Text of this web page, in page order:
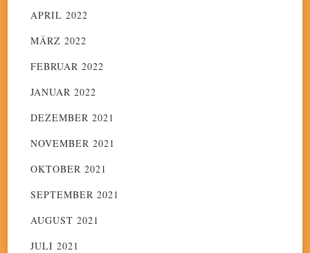
APRIL 2022
MÄRZ 2022
FEBRUAR 2022
JANUAR 2022
DEZEMBER 2021
NOVEMBER 2021
OKTOBER 2021
SEPTEMBER 2021
AUGUST 2021
JULI 2021